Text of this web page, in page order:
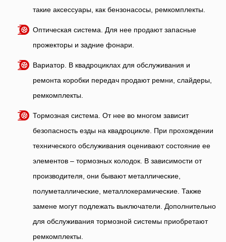
такие аксессуары, как бензонасосы, ремкомплекты.
Оптическая система. Для нее продают запасные
прожекторы и задние фонари.
Вариатор. В квадроциклах для обслуживания и
ремонта коробки передач продают ремни, слайдеры,
ремкомплекты.
Тормозная система. От нее во многом зависит
безопасность езды на квадроцикле. При прохождении
технического обслуживания оценивают состояние ее
элементов – тормозных колодок. В зависимости от
производителя, они бывают металлические,
полуметаллические, металлокерамические. Также
замене могут подлежать выключатели. Дополнительно
для обслуживания тормозной системы приобретают
ремкомплекты.